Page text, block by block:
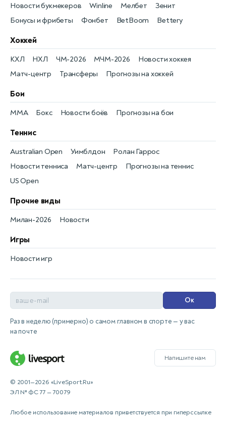
Бонусы и фрибеты
Новости букмекеров
Фонбет
Winline
BetBoom
Мелбет
Bettery
Зенит
Хоккей
Новости хоккея
КХЛ
Матч-центр
НХЛ
Трансферы
ЧМ-2026
Прогнозы на хоккей
МЧМ-2026
Бои
Новости боёв
MMA Прогнозы на бои
Бокс
Теннис
Новости тенниса
Australian Open
Матч-центр
Уимблдон
Прогнозы на теннис
Ролан Гаррос
US Open
Прочие виды
Новости
Милан-2026
Игры
Новости игр
Ок
Раз в неделю (примерно) о самом главном в спорте — у вас
на почте
Напишите нам
© 2001—2026 «LiveSport.Ru»
ЭЛ № ФС 77 — 70079
Любое использование материалов приветствуется при гиперссылке